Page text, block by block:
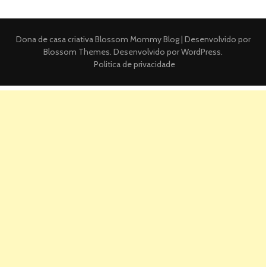
Dona de casa criativaBlossom Mommy Blog | Desenvolvido por
Blossom Themes. Desenvolvido porWordPress.
Politica de privacidade